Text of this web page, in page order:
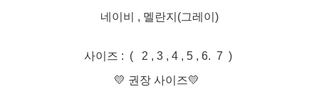
네이비 , 멜란지(그레이)
사이즈 : ( 2 , 3 , 4 , 5 , 6. 7 )
💛 권장 사이즈💛